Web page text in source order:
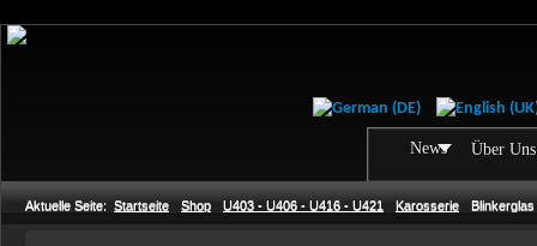
News Über Uns
Aktuelle Seite: Startseite Shop U403 - U406 - U416 - U421 Karosserie